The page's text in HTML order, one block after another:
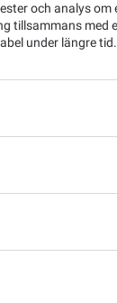
och analys om
tillsammans med
under längre tid.